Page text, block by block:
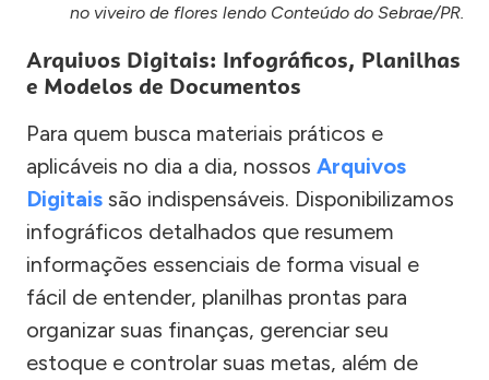
no viveiro de flores lendo Conteúdo do Sebrae/PR.
Arquivos Digitais: Infográficos, Planilhas
e Modelos de Documentos
Para quem busca materiais práticos e
aplicáveis no dia a dia, nossos Arquivos
Digitais são indispensáveis. Disponibilizamos
infográficos detalhados que resumem
informações essenciais de forma visual e
fácil de entender, planilhas prontas para
organizar suas finanças, gerenciar seu
estoque e controlar suas metas, além de